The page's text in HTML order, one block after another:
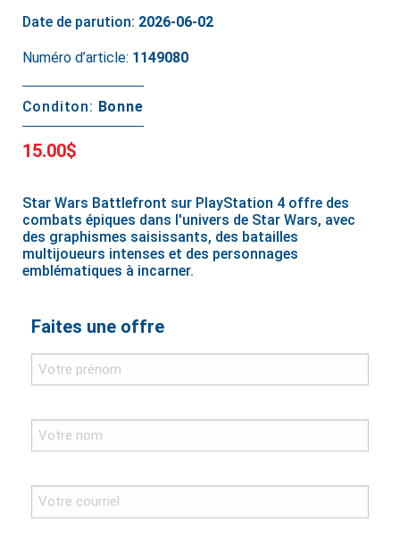
Date de parution: 2026-06-02
Numéro d’article: 1149080
Conditon: Bonne
15.00$
Star Wars Battlefront sur PlayStation 4 offre des
combats épiques dans l'univers de Star Wars, avec
des graphismes saisissants, des batailles
multijoueurs intenses et des personnages
emblématiques à incarner.
Faites une offre